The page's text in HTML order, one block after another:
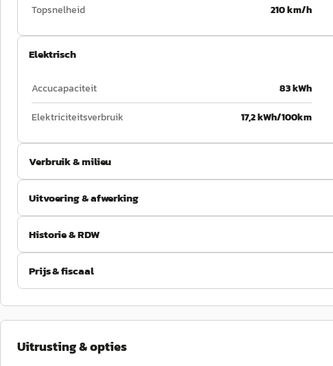
Topsnelheid
210 km/h
Elektrisch
Accucapaciteit 83 kWh
Elektriciteitsverbruik
17,2 kWh/100km
Verbruik & milieu
Uitvoering & afwerking
Historie & RDW
Prijs & fiscaal
Uitrusting & opties